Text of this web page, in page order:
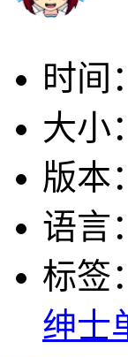
时间：
大小：
版本：
语言：
标签：
绅士